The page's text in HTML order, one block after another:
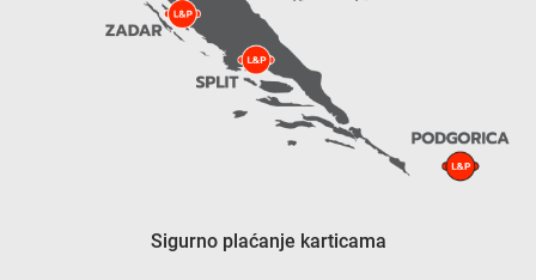
Sigurno plaćanje karticama